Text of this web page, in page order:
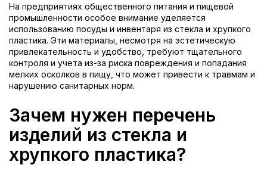
На предприятиях общественного питания и пищевой
промышленности особое внимание уделяется
использованию посуды и инвентаря из стекла и хрупкого
пластика. Эти материалы, несмотря на эстетическую
привлекательность и удобство, требуют тщательного
контроля и учета из-за риска повреждения и попадания
мелких осколков в пищу, что может привести к травмам и
нарушению санитарных норм.
Зачем нужен перечень
изделий из стекла и
хрупкого пластика?